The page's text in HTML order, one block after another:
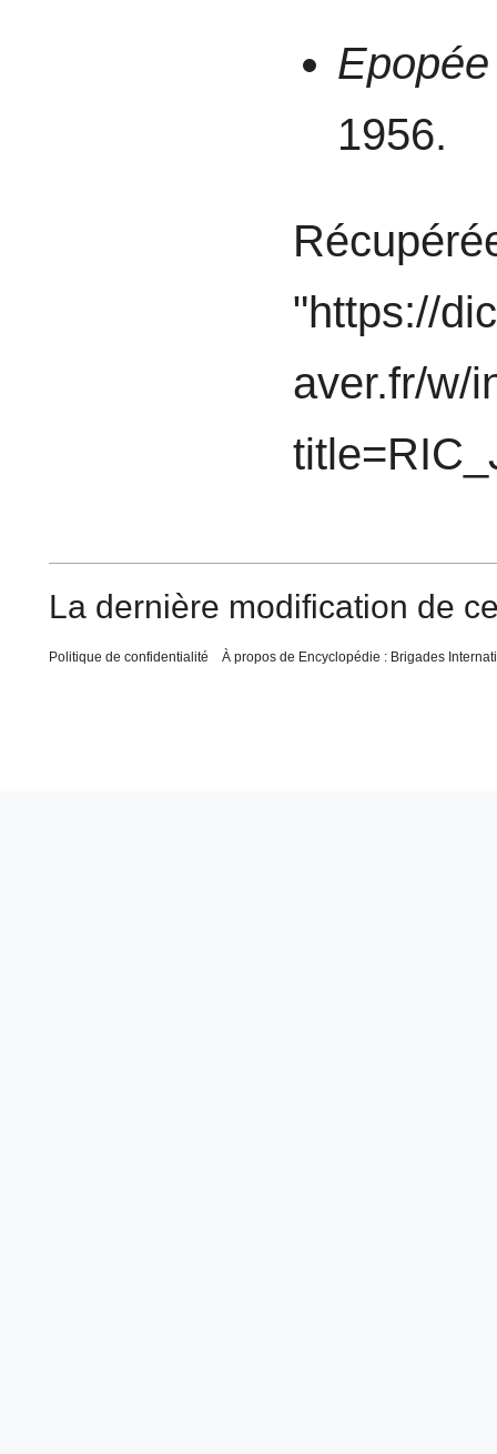
1956.
"https://
aver.fr/w/
La dernière modification de
Politique de confidentialité À propos de Encyclopédie : Brigades